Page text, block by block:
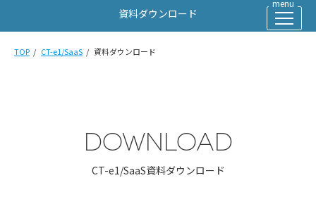
資料ダウンロード
TOP CT-e1/SaaS 資料ダウンロード
DOWNLOAD
CT-e1/SaaS資料ダウンロード